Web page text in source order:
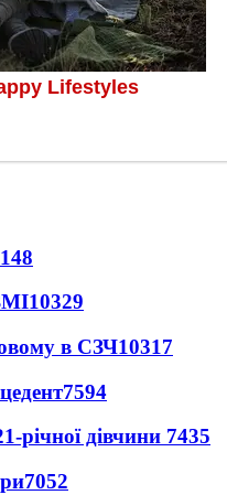
10329
в СЗЧ10317
7594
річної дівчини 7435
7052